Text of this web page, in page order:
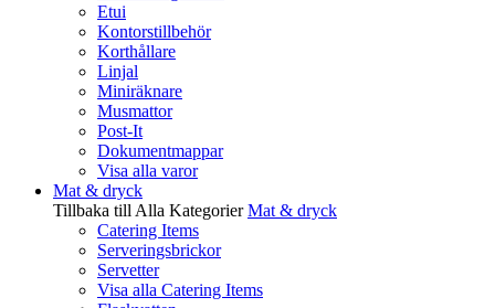
Etui
Kontorstillbehör
Korthållare
Linjal
Miniräknare
Musmattor
Post-It
Dokumentmappar
Visa alla varor
Mat & dryck
Tillbaka till Alla Kategorier Mat & dryck
Catering Items
Serveringsbrickor
Servetter
Visa alla Catering Items